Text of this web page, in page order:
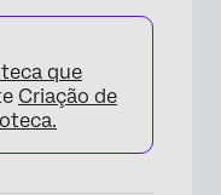
que
Criação de